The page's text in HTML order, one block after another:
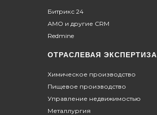
Битрикс 24
АМО и другие CRM
Redmine
ОТРАСЛЕВАЯ ЭКСПЕРТИЗА
Химическое производство
Пищевое производство
Управление недвижимостью
Металлургия